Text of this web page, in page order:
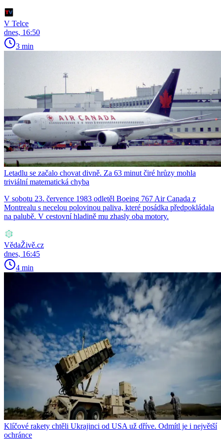
V Telce
dnes, 16:50
3 min
Letadlu se začalo chovat divně. Za 63 minut čiré hrůzy mohla
triviální matematická chyba
V sobotu 23. července 1983 odletěl Boeing 767 Air Canada z
Montrealu s necelou polovinou paliva, které posádka předpokládala
na palubě. V cestovní hladině mu zhasly oba motory.
VědaŽivě.cz
dnes, 16:45
4 min
Klíčové rakety chtěli Ukrajinci od USA už dříve. Odmítl je i největší
ochránce